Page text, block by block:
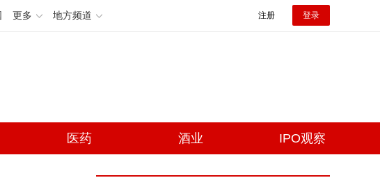
更多 地方频道 注册 登录
医药 酒业 IPO观察